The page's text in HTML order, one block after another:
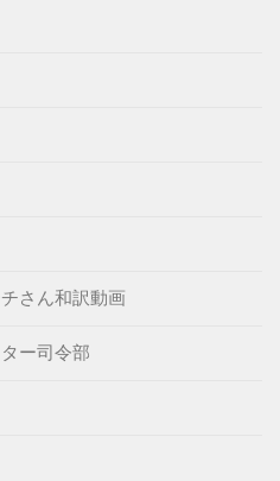
さん和訳動画
ー司令部